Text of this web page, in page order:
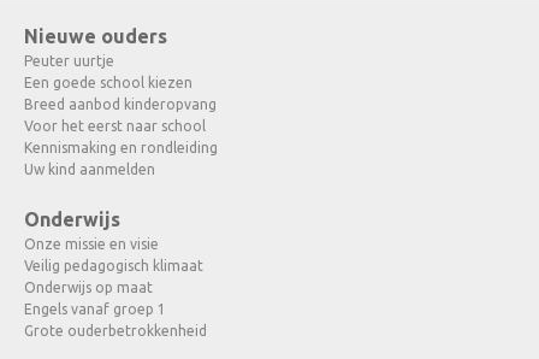
Nieuwe ouders
Peuter uurtje
Een goede school kiezen
Breed aanbod kinderopvang
Voor het eerst naar school
Kennismaking en rondleiding
Uw kind aanmelden
Onderwijs
Onze missie en visie
Veilig pedagogisch klimaat
Onderwijs op maat
Engels vanaf groep 1
Grote ouderbetrokkenheid